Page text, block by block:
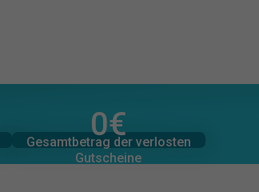
0€
Gesamtbetrag der verlosten
Gutscheine
0€
Gesamtbetrag der
zugesagten Spenden
Anmelden
English